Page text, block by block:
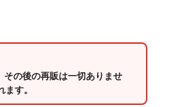
の後の再販は一切ありませ
す。